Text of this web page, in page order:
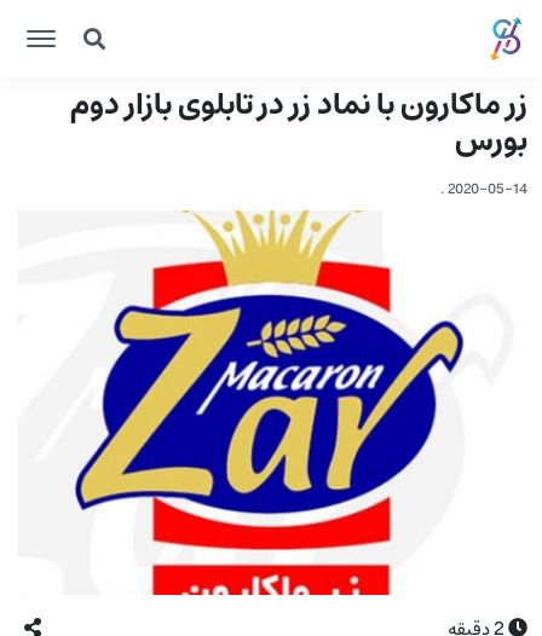
زر ماکارون با نماد زر در تابلوی بازار دوم
بورس
2020-05-14
.
2دقیقه